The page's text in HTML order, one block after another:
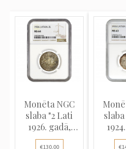
Monēta NGC
slaba "2 Lati
1926. gadā,
Latvija, MS 64",
€130.00